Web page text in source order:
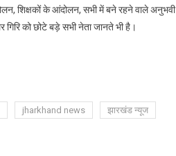
शिक्षकों के आंदोलन, सभी में बने रहने वाले
को छोटे बड़े सभी नेता जानते भी है।
jharkhand news झारखंड न्यूज